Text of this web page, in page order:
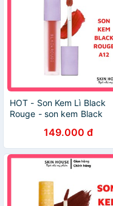
HOT - Son Kem Lì Black
Rouge - son kem Black
149.000 đ